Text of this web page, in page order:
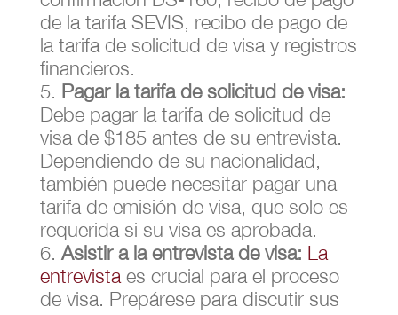
de la tarifa SEVIS, recibo de pago de
la tarifa de solicitud de visa y registros
financieros.
Pagar la tarifa de solicitud de visa:
Debe pagar la tarifa de solicitud de
visa de $185 antes de su entrevista.
Dependiendo de su nacionalidad,
también puede necesitar pagar una
tarifa de emisión de visa, que solo es
requerida si su visa es aprobada.
Asistir a la entrevista de visa: La
entrevistaes crucial para el proceso
de visa. Prepárese para discutir sus